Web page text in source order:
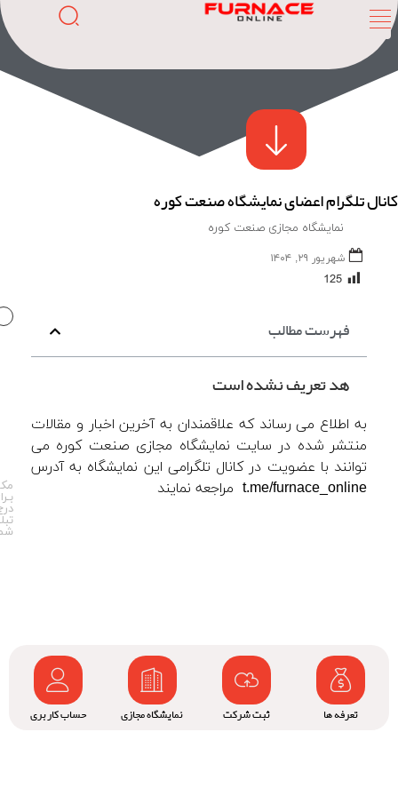
کانال تلگرام اعضای نمایشگاه صنعت کوره
نمایشگاه مجازی صنعت کوره
شهریور ۲۹, ۱۴۰۴
125
فهرست مطالب
هد تعریف نشده است
به اطلاع می رساند که علاقمندان به آخرین اخبار و مقالات
منتشر شده در سایت نمایشگاه مجازی صنعت کوره می
توانند با عضویت در کانال تلگرامی این نمایشگاه به آدرس
t.me/furnace_online مراجعه نمایند
ONLINE
تعرفه ها ثبت شرکت نمایشگاه مجازی حساب کاربری